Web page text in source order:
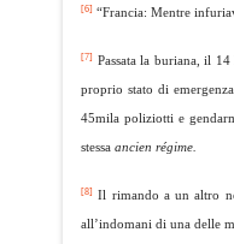
[6] “Francia: Mentre
[7] Passata la buriana, il
proprio stato di
45mila poliziotti e
stessa ancien régime.
[8] Il rimando a un altro
all’indomani di una delle